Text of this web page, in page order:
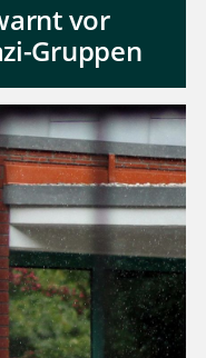
vor
Gruppen